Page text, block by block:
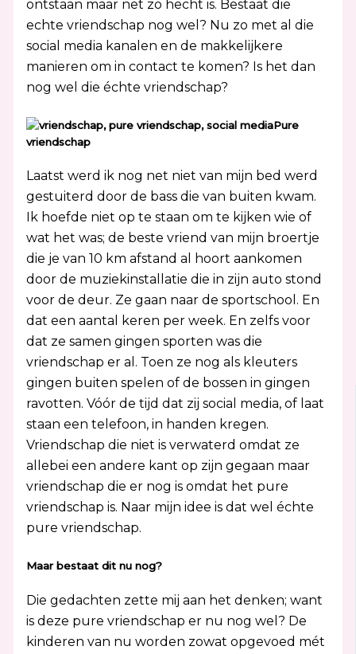
ontstaan maar net zo hecht is. Bestaat die
echte vriendschap nog wel? Nu zo met al die
social media kanalen en de makkelijkere
manieren om in contact te komen? Is het dan
nog wel die échte vriendschap?
Pure
vriendschap
Laatst werd ik nog net niet van mijn bed werd
gestuiterd door de bass die van buiten kwam.
Ik hoefde niet op te staan om te kijken wie of
wat het was; de beste vriend van mijn broertje
die je van 10 km afstand al hoort aankomen
door de muziekinstallatie die in zijn auto stond
voor de deur. Ze gaan naar de sportschool. En
dat een aantal keren per week. En zelfs voor
dat ze samen gingen sporten was die
vriendschap er al. Toen ze nog als kleuters
gingen buiten spelen of de bossen in gingen
ravotten. Vóór de tijd dat zij social media, of laat
staan een telefoon, in handen kregen.
Vriendschap die niet is verwaterd omdat ze
allebei een andere kant op zijn gegaan maar
vriendschap die er nog is omdat het pure
vriendschap is. Naar mijn idee is dat wel échte
pure vriendschap.
Maar bestaat dit nu nog?
Die gedachten zette mij aan het denken; want
is deze pure vriendschap er nu nog wel? De
kinderen van nu worden zowat opgevoed mét